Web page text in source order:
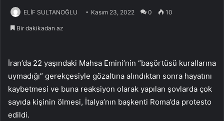
ELİF SULTANOĞLU Kasım 23, 2022 0 10
Bir dakikadan az
İran’da 22 yaşındaki Mahsa Emini’nin “başörtüsü kurallarına
uymadığı” gerekçesiyle gözaltına alındıktan sonra hayatını
kaybetmesi ve buna reaksiyon olarak yapılan şovlarda çok
sayıda kişinin ölmesi, İtalya’nın başkenti Roma’da protesto
edildi.